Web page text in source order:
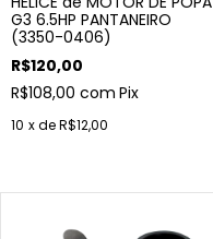
G3 6.5HP PANTANEIRO
(3350-0406)
R$120,00
R$108,00 com Pix
10 x deR$12,00